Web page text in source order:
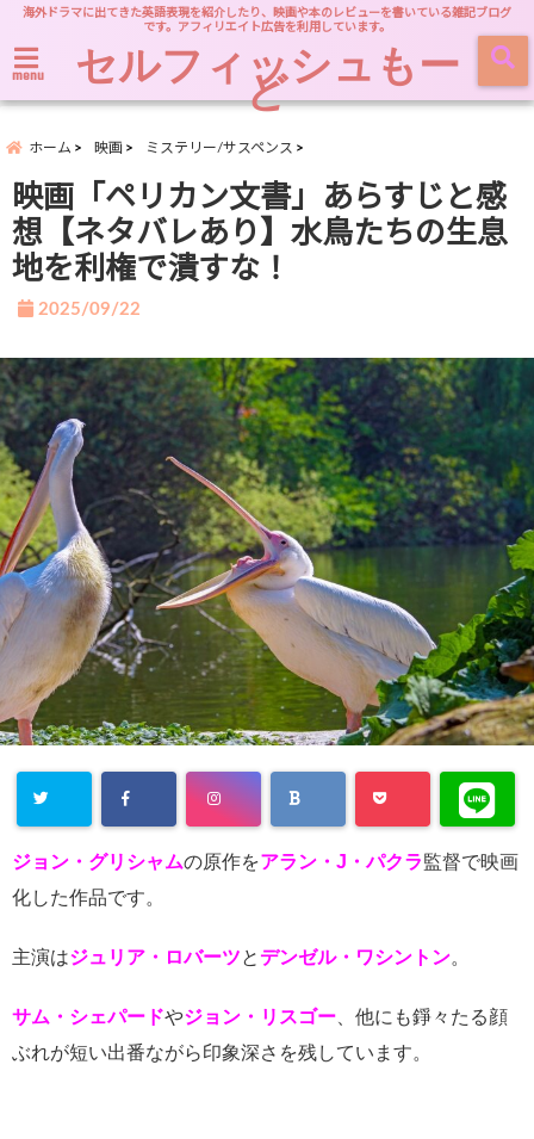
海外ドラマに出てきた英語表現を紹介したり、映画や本のレビューを書いている雑記ブログ
です。アフィリエイト広告を利用しています。
menu セルフィッシュもー
ど
ホーム 映画 ミステリー/サスペンス
映画「ペリカン文書」あらすじと感
想【ネタバレあり】水鳥たちの生息
地を利権で潰すな！
2025/09/22
ジョン・グリシャムの原作をアラン・J・パクラ監督で映画
化した作品です。
主演はジュリア・ロバーツとデンゼル・ワシントン。
サム・シェパードやジョン・リスゴー 、他にも錚々たる顔
ぶれが短い出番ながら印象深さを残しています。